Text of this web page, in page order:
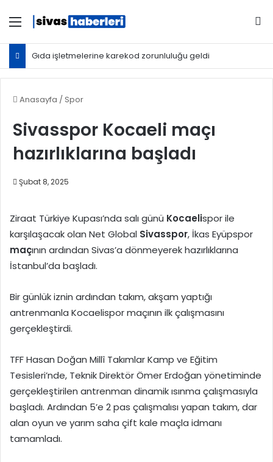
Menü
Gıda işletmelerine karekod zorunluluğu geldi
Anasayfa / Spor
Sivasspor Kocaeli maçı
hazırlıklarına başladı
Şubat 8, 2025
Ziraat Türkiye Kupası’nda salı günü Kocaelispor ile
karşılaşacak olan Net Global Sivasspor, İkas Eyüpspor
maçının ardından Sivas’a dönmeyerek hazırlıklarına
İstanbul’da başladı.
Bir günlük iznin ardından takım, akşam yaptığı
antrenmanla Kocaelispor maçının ilk çalışmasını
gerçekleştirdi.
TFF Hasan Doğan Millî Takımlar Kamp ve Eğitim
Tesisleri’nde, Teknik Direktör Ömer Erdoğan yönetiminde
gerçekleştirilen antrenman dinamik ısınma çalışmasıyla
başladı. Ardından 5’e 2 pas çalışmalısı yapan takım, dar
alan oyun ve yarım saha çift kale maçla idmanı
tamamladı.